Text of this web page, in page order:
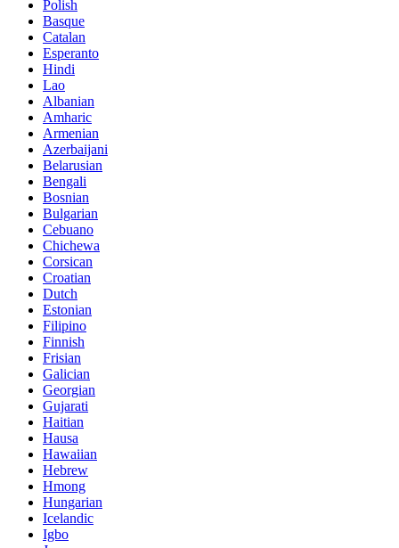
Polish
Basque
Catalan
Esperanto
Hindi
Lao
Albanian
Amharic
Armenian
Azerbaijani
Belarusian
Bengali
Bosnian
Bulgarian
Cebuano
Chichewa
Corsican
Croatian
Dutch
Estonian
Filipino
Finnish
Frisian
Galician
Georgian
Gujarati
Haitian
Hausa
Hawaiian
Hebrew
Hmong
Hungarian
Icelandic
Igbo